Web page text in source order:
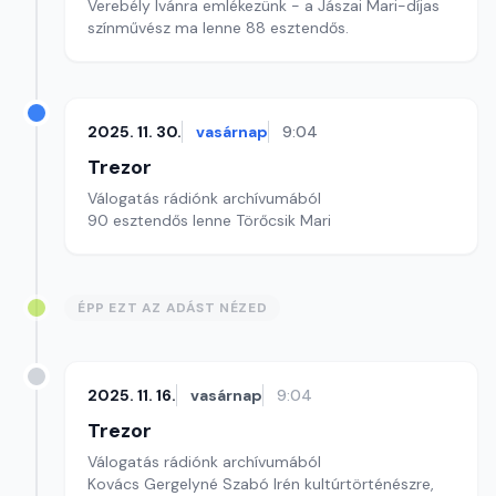
Verebély Ivánra emlékezünk - a Jászai Mari-díjas
színművész ma lenne 88 esztendős.
2025. 11. 30. vasárnap 9:04
Trezor
Válogatás rádiónk archívumából
90 esztendős lenne Törőcsik Mari
ÉPP EZT AZ ADÁST NÉZED
2025. 11. 16. vasárnap 9:04
Trezor
Válogatás rádiónk archívumából
Kovács Gergelyné Szabó Irén kultúrtörténészre,